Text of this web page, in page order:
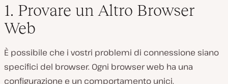
1. Provare un Altro Browser
Web
È possibile che i vostri problemi di connessione siano
specifici del browser. Ogni browser web ha una
configurazione e un comportamento unici.